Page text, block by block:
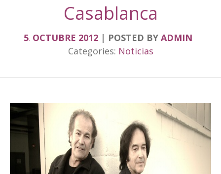
Casablanca
5. OCTUBRE 2012 POSTED BY ADMIN
Categories: Noticias